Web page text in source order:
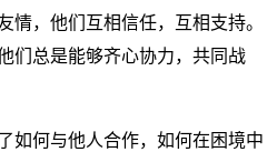
情，他们互相信任，互相支持。
们总是能够齐心协力，共同战
如何与他人合作，如何在困境中